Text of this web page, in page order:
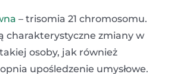
– trisomia 21 chromosomu.
charakterystyczne zmiany w
osoby, jak również
upośledzenie umysłowe.